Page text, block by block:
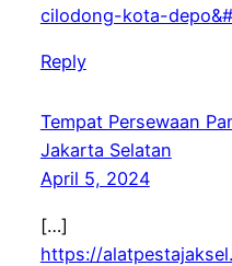
cilodong-kota-
Reply
Tempat Persewaan
Jakarta Selatan
April 5, 2024
[…]
https://